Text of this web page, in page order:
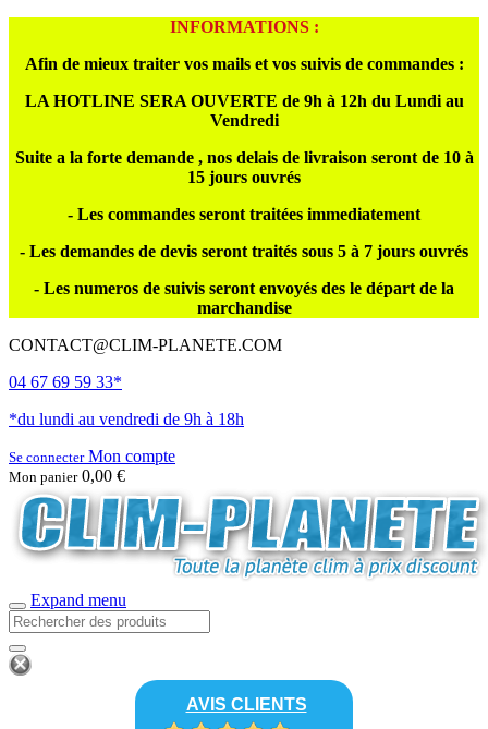
INFORMATIONS :
Afin de mieux traiter vos mails et vos suivis de commandes :
LA HOTLINE SERA OUVERTE de 9h à 12h du Lundi au
Vendredi
Suite a la forte demande , nos delais de livraison seront de 10 à
15 jours ouvrés
- Les commandes seront traitées immediatement
- Les demandes de devis seront traités sous 5 à 7 jours ouvrés
- Les numeros de suivis seront envoyés des le départ de la
marchandise
CONTACT@CLIM-PLANETE.COM
04 67 69 59 33*
*du lundi au vendredi de 9h à 18h
Se connecterMon compte
Mon panier 0,00 €
Expand menu
AVIS CLIENTS